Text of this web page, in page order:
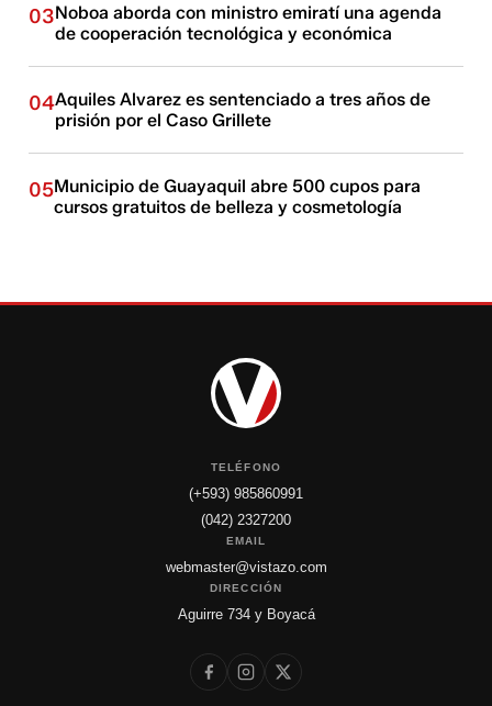
03Noboa aborda con ministro emiratí una agenda
de cooperación tecnológica y económica
04Aquiles Alvarez es sentenciado a tres años de
prisión por el Caso Grillete
05Municipio de Guayaquil abre 500 cupos para
cursos gratuitos de belleza y cosmetología
TELÉFONO
(+593) 985860991
(042) 2327200
EMAIL
webmaster@vistazo.com
DIRECCIÓN
Aguirre 734 y Boyacá